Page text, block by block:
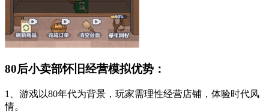
80后小卖部怀旧经营模拟优势：
1、游戏以80年代为背景，玩家需理性经营店铺，体验时代风
情。